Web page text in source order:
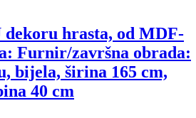
dekoru hrasta, od MDF-
Furnir/završna obrada:
bijela, širina 165 cm,
40 cm